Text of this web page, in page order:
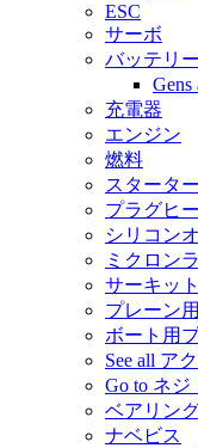
ESC
サーボ
バッテリー
充電器
エンジン
燃料
スターター
プラグヒ
シリコン
ミクロン
サーキッ
プレーン
ボート用
See all ア
Go to ネジ
ベアリン
ナベビス